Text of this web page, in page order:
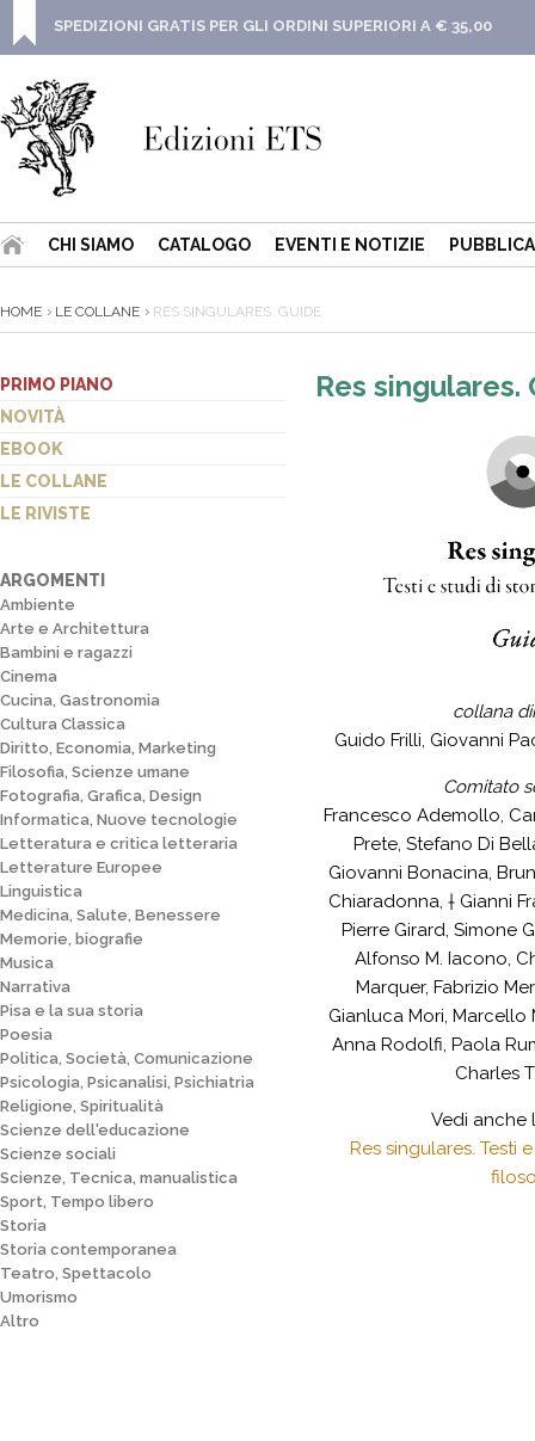
SPEDIZIONI GRATIS PER GLI ORDINI SUPERIORI A € 35,00
CHI SIAMO CATALOGO EVENTI E NOTIZIE
HOME LE COLLANE RES SINGULARES. GUIDE
PRIMO PIANO
NOVITÀ
EBOOK
LE COLLANE
LE RIVISTE
ARGOMENTI
Ambiente
Arte e Architettura
Bambini e ragazzi
Cinema
Cucina, Gastronomia
Cultura Classica
Diritto, Economia, Marketing
Filosofia, Scienze umane
Fotografia, Grafica, Design
Informatica, Nuove tecnologie
Letteratura e critica letteraria
Letterature Europee
Linguistica
Medicina, Salute, Benessere
Memorie, biografie
Musica
Narrativa
Pisa e la sua storia
Poesia
Politica, Società, Comunicazione
Psicologia, Psicanalisi, Psichiatria
Religione, Spiritualità
Scienze dell'educazione
Scienze sociali
Scienze, Tecnica, manualistica
Sport, Tempo libero
Storia
Storia contemporanea
Teatro, Spettacolo
Umorismo
Altro
Res singulares.
collana
Guido Frilli, Giovanni
Comitato
Francesco Ademollo,
Prete, Stefano Di
Giovanni Bonacina,
Chiaradonna, † Gianni
Pierre Girard, Simone
Alfonso M. Iacono,
Marquer, Fabrizio
Gianluca Mori, Marcello
Anna Rodolfi, Paola
Charles
Vedi anche
Res singulares. Testi